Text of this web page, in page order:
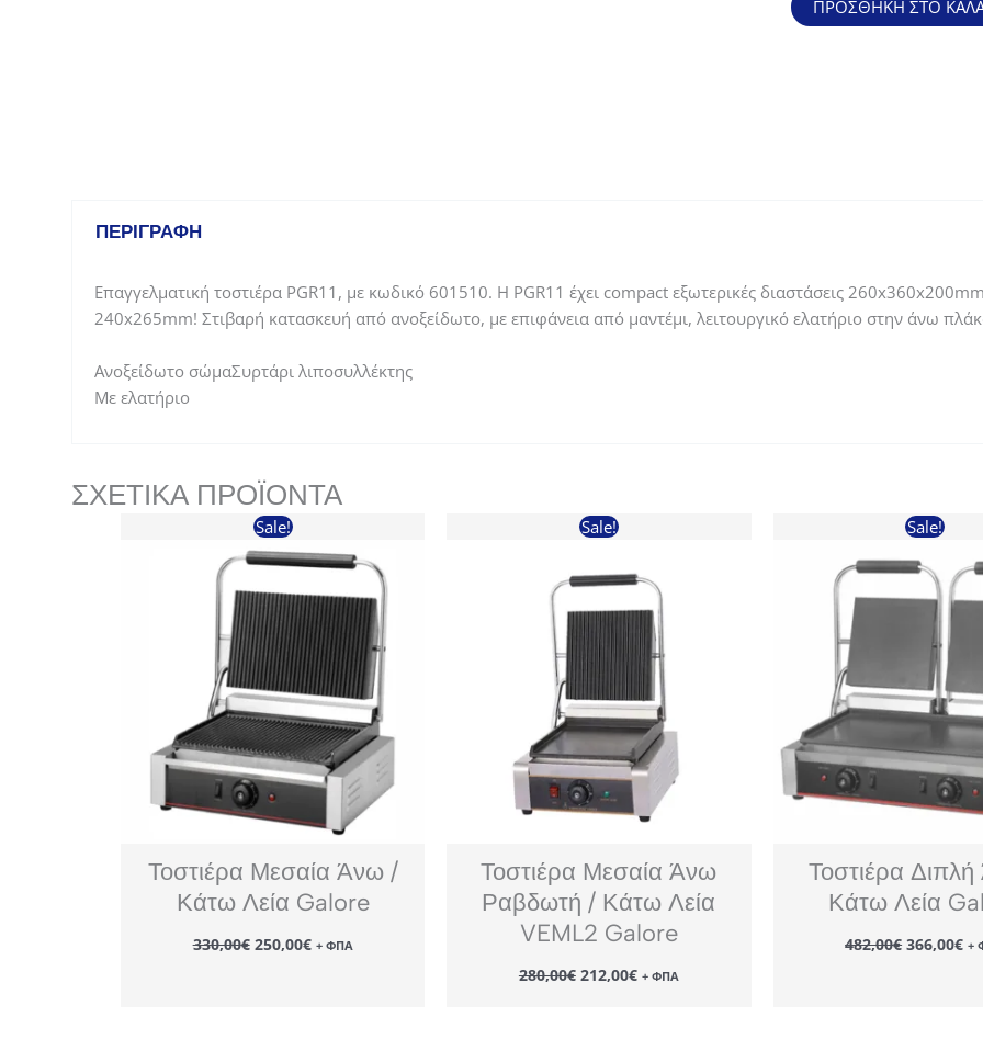
PGR11
ΠΡΟΣΘΉΚΗ ΣΤΟ
ΠΕΡΙΓΡΑΦΉ
Επαγγελματική τοστιέρα PGR11, με κωδικό 601510. Η PGR11 έχει compact εξωτερικές διαστάσεις
240x265mm! Στιβαρή κατασκευή από ανοξείδωτο, με επιφάνεια από μαντέμι, λειτουργικό ελατήριο στην άνω
Ανοξείδωτο σώμαΣυρτάρι λιποσυλλέκτης
Με ελατήριο
ΣΧΕΤΙΚΆ ΠΡΟΪΌΝΤΑ
Sale!
Τοστιέρα Μεσαία Άνω /
Κάτω Λεία Galore
330,00€ Original
price
250,00€Η
τρέχουσα
+ ΦΠΑ
Sale!
Τοστιέρα Μεσαία Άνω
Ραβδωτή / Κάτω Λεία
VEML2 Galore
280,00€ Original
price
212,00€Η
τρέχουσα
+ ΦΠΑ
Sale!
Τοστιέρα
Κάτω Λεία
482,00€ Original
price
366,00€Η+